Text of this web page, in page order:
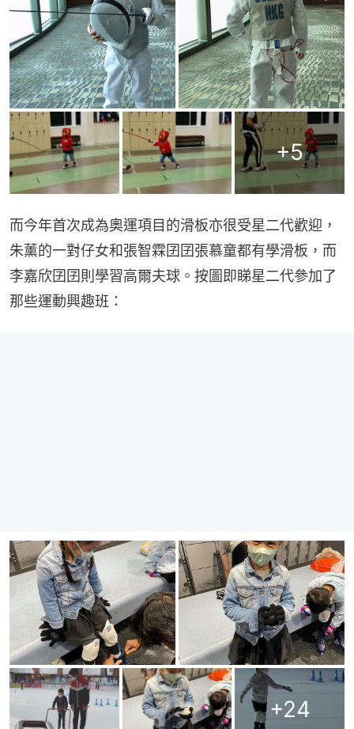
+5
而今年首次成為奧運項目的滑板亦很受星二代歡迎，
朱薰的一對仔女和張智霖囝囝張慕童都有學滑板，而
李嘉欣囝囝則學習高爾夫球。按圖即睇星二代參加了
那些運動興趣班：
+24